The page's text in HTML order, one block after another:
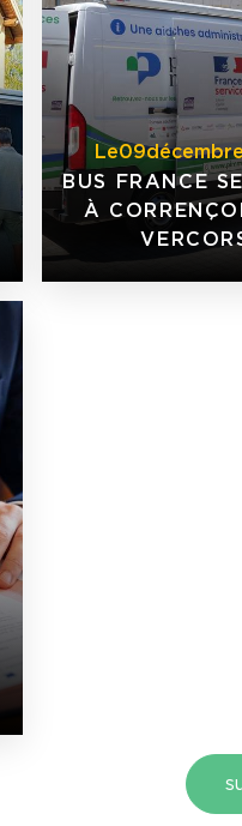
Le09
BUS FRANCE
À